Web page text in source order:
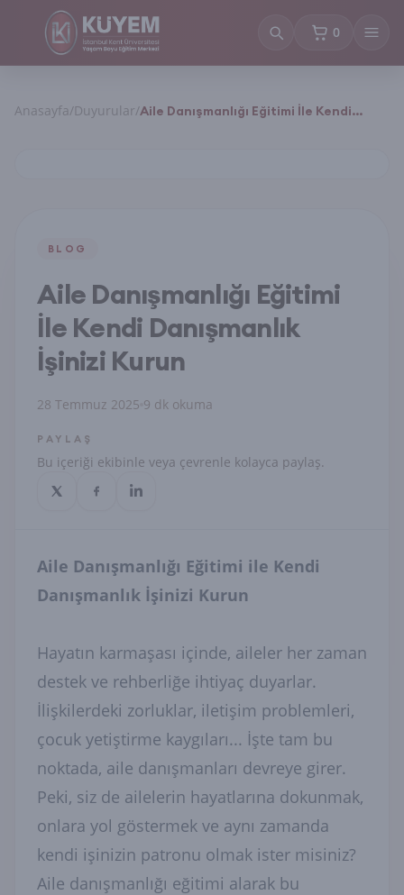
0
sepetteki
Anasayfa/Duyurular/Aile Danışmanlığı Eğitimi İle Kendi
BLOG
Aile Danışmanlığı Eğitimi
İle Kendi Danışmanlık
İşinizi Kurun
28 Temmuz 2025 9 dk okuma
PAYLAŞ
Bu içeriği ekibinle veya çevrenle kolayca paylaş.
Aile Danışmanlığı Eğitimi ile Kendi
Danışmanlık İşinizi Kurun
Hayatın karmaşası içinde, aileler her zaman
destek ve rehberliğe ihtiyaç duyarlar.
İlişkilerdeki zorluklar, iletişim problemleri,
çocuk yetiştirme kaygıları... İşte tam bu
noktada, aile danışmanları devreye girer.
Peki, siz de ailelerin hayatlarına dokunmak,
onlara yol göstermek ve aynı zamanda
kendi işinizin patronu olmak ister misiniz?
Aile danışmanlığı eğitimi alarak bu